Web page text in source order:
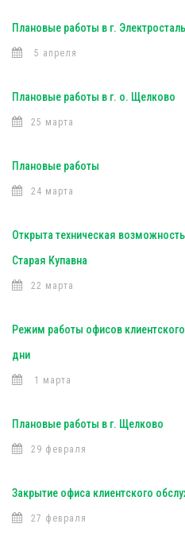
Плановые работы в г. Электросталь
5 апреля
Плановые работы в г. о. Щелково
25 марта
Плановые работы
24 марта
Открыта техническая
Старая Купавна
22 марта
Режим работы офисов
дни
1 марта
Плановые работы в г. Щелково
29 февраля
Закрытие офиса клиентского
27 февраля